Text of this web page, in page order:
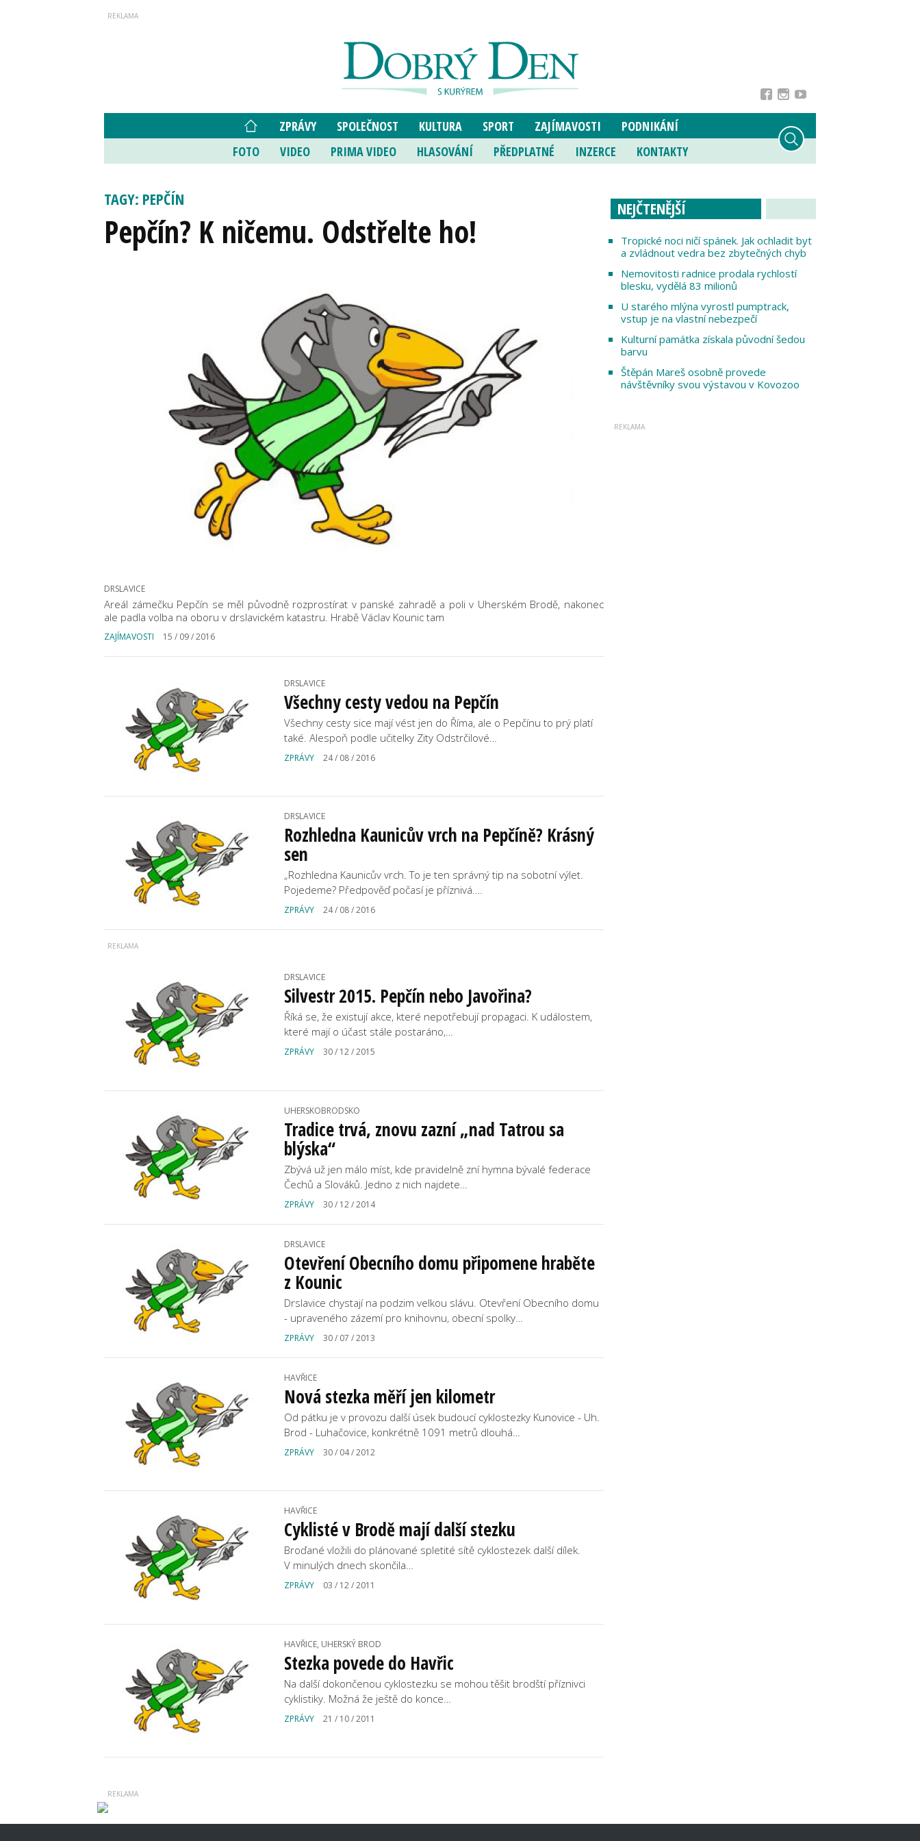
ZPRÁVY SPOLEČNOST KULTURA SPORT ZAJÍMAVOSTI
PODNIKÁNÍ
FOTO
VIDEO PRIMA VIDEO HLASOVÁNÍ PŘEDPLATNÉ INZERCE KONTAKTY
TAGY: PEPČÍN
Pepčín? K ničemu. Odstřelte ho!
DRSLAVICE
Areál zámečku Pepčín se měl původně rozprostírat v panské zahradě a poli v Uherském Brodě, nakonec
ale padla volba na oboru v drslavickém katastru. Hrabě Václav Kounic tam
ZAJÍMAVOSTI 15 / 09 / 2016
DRSLAVICE
Všechny cesty vedou na Pepčín
Všechny cesty sice mají vést jen do Říma, ale o Pepčínu to prý platí
také. Alespoň podle učitelky Zity Odstrčilové…
ZPRÁVY 24 / 08 / 2016
DRSLAVICE
Rozhledna Kaunicův vrch na Pepčíně? Krásný
sen
„Rozhledna Kaunicův vrch. To je ten správný tip na sobotní výlet.
Pojedeme? Předpověď počasí je příznivá.…
ZPRÁVY 24 / 08 / 2016
DRSLAVICE
Silvestr 2015. Pepčín nebo Javořina?
Říká se, že existují akce, které nepotřebují propagaci. K událostem,
které mají o účast stále postaráno,…
ZPRÁVY 30 / 12 / 2015
UHERSKOBRODSKO
Tradice trvá, znovu zazní „nad Tatrou sa
blýska“
Zbývá už jen málo míst, kde pravidelně zní hymna bývalé federace
Čechů a Slováků. Jedno z nich najdete…
ZPRÁVY 30 / 12 / 2014
DRSLAVICE
Otevření Obecního domu připomene hraběte
z Kounic
Drslavice chystají na podzim velkou slávu. Otevření Obecního domu
- upraveného zázemí pro knihovnu, obecní spolky…
ZPRÁVY 30 / 07 / 2013
HAVŘICE
Nová stezka měří jen kilometr
Od pátku je v provozu další úsek budoucí cyklostezky Kunovice - Uh.
Brod - Luhačovice, konkrétně 1091 metrů dlouhá…
ZPRÁVY 30 / 04 / 2012
HAVŘICE
Cyklisté v Brodě mají další stezku
Broďané vložili do plánované spletité sítě cyklostezek další dílek.
V minulých dnech skončila…
ZPRÁVY 03 / 12 / 2011
HAVŘICE, UHERSKÝ BROD
Stezka povede do Havřic
Na další dokončenou cyklostezku se mohou těšit brodští příznivci
cyklistiky. Možná že ještě do konce…
ZPRÁVY 21 / 10 / 2011
NEJČTENĚJŠÍ
Tropické noci ničí spánek. Jak ochladit byt
a zvládnout vedra bez zbytečných chyb
Nemovitosti radnice prodala rychlostí
blesku, vydělá 83 milionů
U starého mlýna vyrostl pumptrack,
vstup je na vlastní nebezpečí
Kulturní památka získala původní šedou
barvu
Štěpán Mareš osobně provede
návštěvníky svou výstavou v Kovozoo